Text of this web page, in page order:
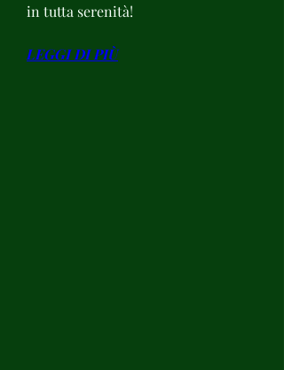
in tutta serenità!
LEGGI DI PIÙ